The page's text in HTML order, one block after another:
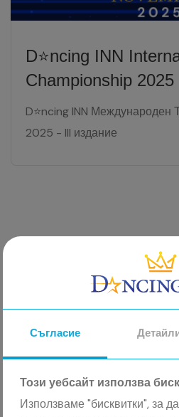
D⭐️ncing INN
Championship 2025
D⭐️ncing INN
2025 - III издание
Танцови студиа
Ако сте танцово студио
Съгласие
Този уебсайт използва
Използваме "бисквитки", за